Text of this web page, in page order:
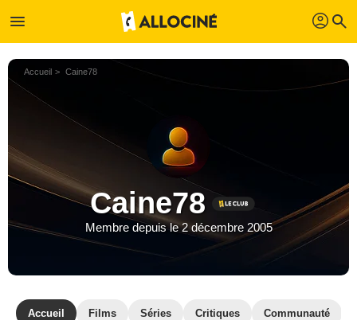
menu profil search
Accueil Caine78
Caine78
Membre depuis le 2 décembre 2005
Accueil Films Séries Critiques Communauté